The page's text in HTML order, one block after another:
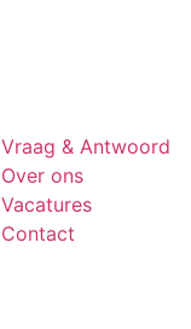
Vraag & Antwoord
Over ons
Vacatures
Contact